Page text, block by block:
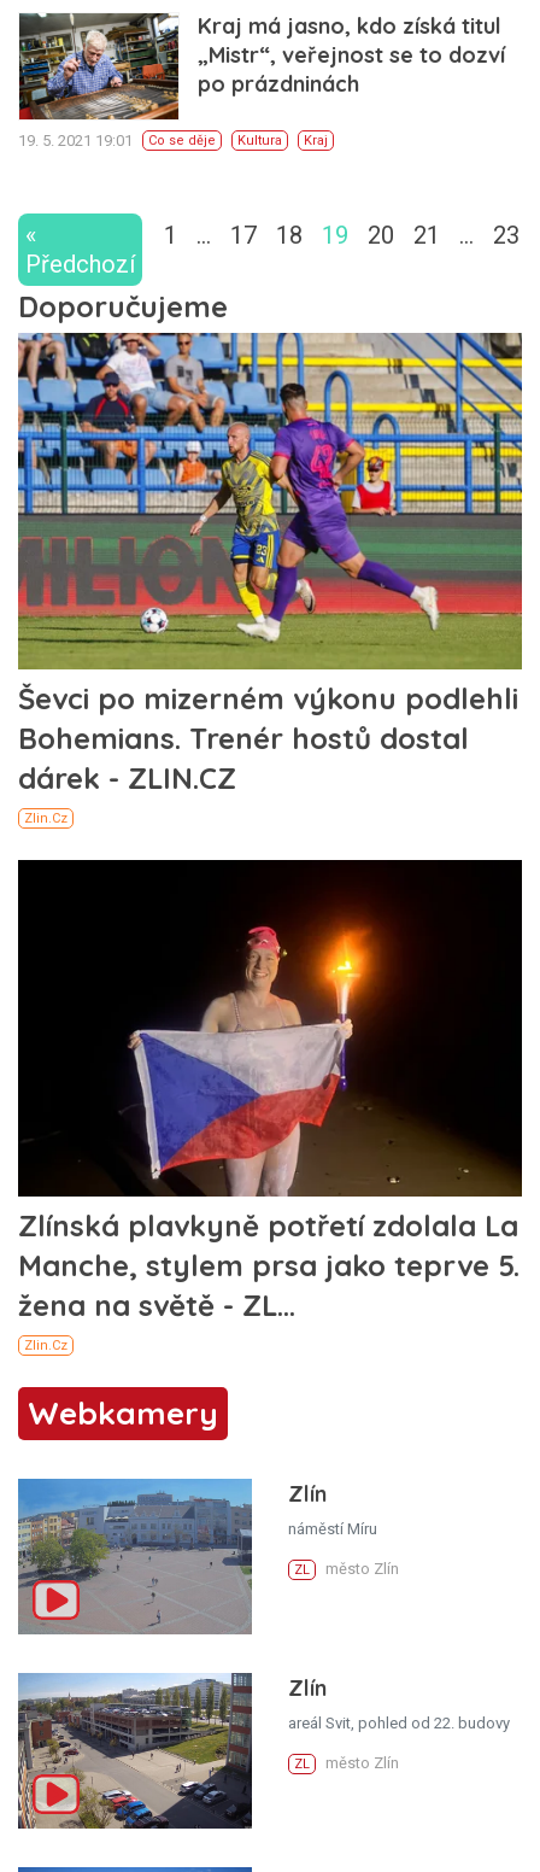
Kraj má jasno, kdo získá titul
„Mistr“, veřejnost se to dozví
po prázdninách
19. 5. 2021 19:01 Co se děje Kultura Kraj
«
Předchozí
1 … 17 18 19 20 21 … 23
Webkamery
Zlín
náměstí Míru
ZL město Zlín
Zlín
areál Svit, pohled od 22. budovy
ZL město Zlín